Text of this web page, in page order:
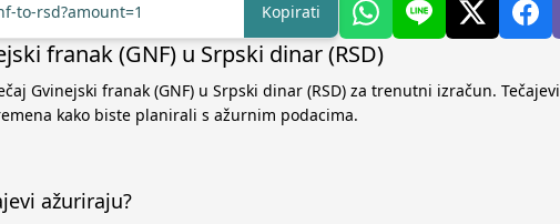
to-rsd?amount=1
Kopirati
franak (GNF) u Srpski dinar (RSD)
Gvinejski franak (GNF) u Srpski dinar (RSD) za trenutni izračun. Tečajevi
kako biste planirali s ažurnim podacima.
ažuriraju?